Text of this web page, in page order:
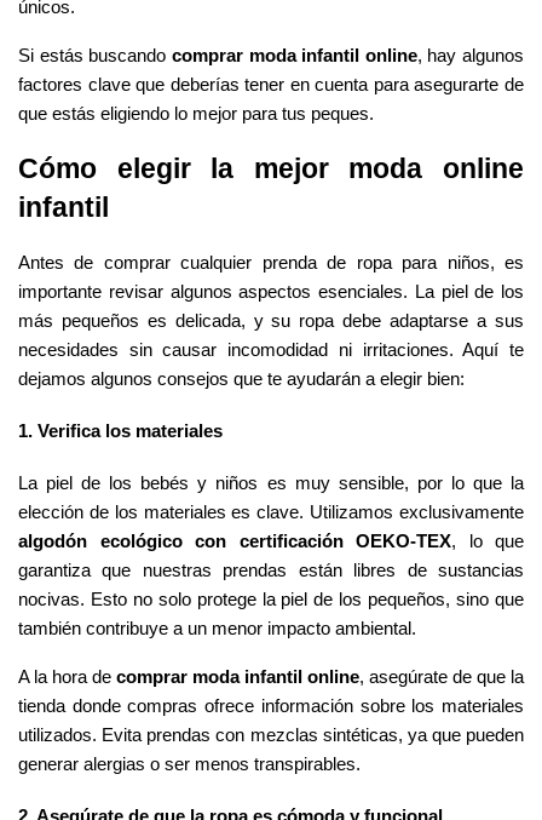
únicos.
Si estás buscando comprar moda infantil online, hay algunos
factores clave que deberías tener en cuenta para asegurarte de
que estás eligiendo lo mejor para tus peques.
Cómo elegir la mejor moda online
infantil
Antes de comprar cualquier prenda de ropa para niños, es
importante revisar algunos aspectos esenciales. La piel de los
más pequeños es delicada, y su ropa debe adaptarse a sus
necesidades sin causar incomodidad ni irritaciones. Aquí te
dejamos algunos consejos que te ayudarán a elegir bien:
1. Verifica los materiales
La piel de los bebés y niños es muy sensible, por lo que la
algodón ecológico con certificación OEKO-TEX, lo que
garantiza que nuestras prendas están libres de sustancias
nocivas. Esto no solo protege la piel de los pequeños, sino que
también contribuye a un menor impacto ambiental.
A la hora de comprar moda infantil online, asegúrate de que la
tienda donde compras ofrece información sobre los materiales
utilizados. Evita prendas con mezclas sintéticas, ya que pueden
generar alergias o ser menos transpirables.